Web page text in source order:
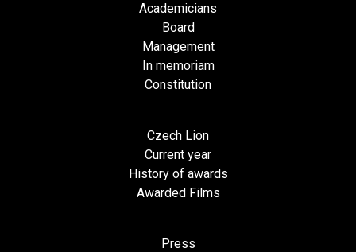
Academicians
Board
Management
In memoriam
Constitution
Czech Lion
Current year
History of awards
Awarded Films
Press